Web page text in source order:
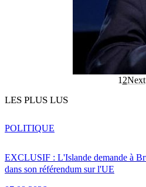
1 2Next
LES PLUS LUS
EXCLUSIF : L'Islande demande à
dans son référendum sur l'UE
POLITIQUE